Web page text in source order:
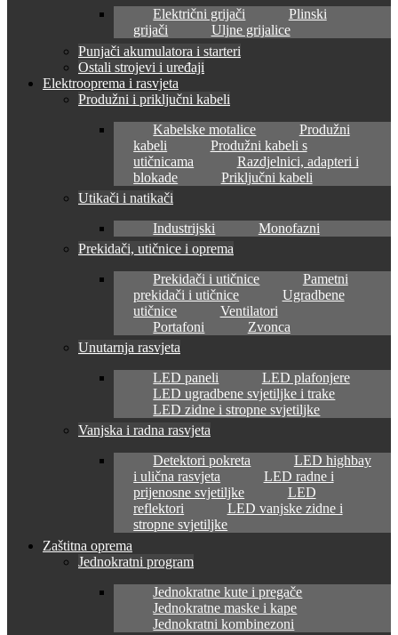
Električni grijači
Plinski
grijači
Uljne grijalice
Punjači akumulatora i starteri
Ostali strojevi i uređaji
Elektrooprema i rasvjeta
Produžni i priključni kabeli
Kabelske motalice
Produžni
kabeli
Produžni kabeli s
utičnicama
Razdjelnici, adapteri i
blokade
Priključni kabeli
Utikači i natikači
Industrijski
Monofazni
Prekidači, utičnice i oprema
Prekidači i utičnice
Pametni
prekidači i utičnice
Ugradbene
utičnice
Ventilatori
Portafoni
Zvonca
Unutarnja rasvjeta
LED paneli
LED plafonjere
LED ugradbene svjetiljke i trake
LED zidne i stropne svjetiljke
Vanjska i radna rasvjeta
Detektori pokreta
LED highbay
i ulična rasvjeta
LED radne i
prijenosne svjetiljke
LED
reflektori
LED vanjske zidne i
stropne svjetiljke
Zaštitna oprema
Jednokratni program
Jednokratne kute i pregače
Jednokratne maske i kape
Jednokratni kombinezoni